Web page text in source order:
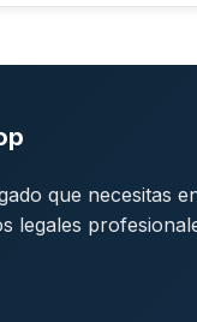
que necesitas
legales